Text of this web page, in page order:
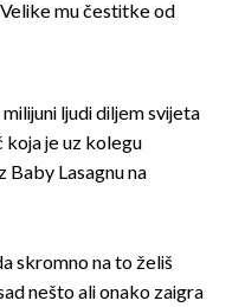
mu čestitke od
ljudi diljem svijeta
koja je uz kolegu
Baby Lasagnu na
skromno na to želiš
nešto ali onako zaigra